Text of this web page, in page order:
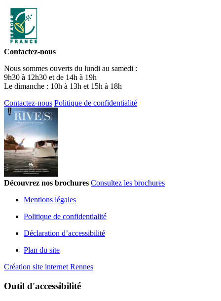
Contactez-nous
Nous sommes ouverts du lundi au samedi :
9h30 à 12h30 et de 14h à 19h
Le dimanche : 10h à 13h et 15h à 18h
Contactez-nous Politique de confidentialité
Découvrez nos brochures Consultez les brochures
Mentions légales
Politique de confidentialité
Déclaration d’accessibilité
Plan du site
Création site internet Rennes
Outil d'accessibilité